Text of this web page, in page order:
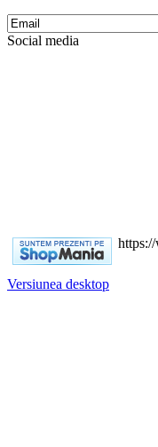
Social media
Versiunea desktop